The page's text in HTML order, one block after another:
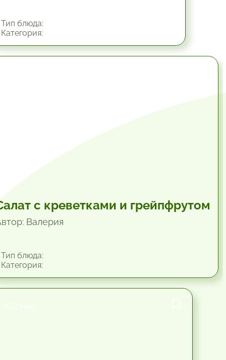
блюда:
с креветками и грейпфрутом
Валерия
блюда: